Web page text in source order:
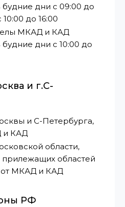
будние дни с 09:00 до
10:00 до 16:00
МКАД и КАД
будние дни с 10:00 до
и г.С-
и С-Петербурга,
и КАД
области,
областей
от МКАД и КАД
РФ